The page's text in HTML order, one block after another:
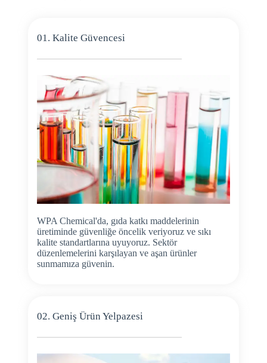
01. Kalite Güvencesi
WPA Chemical'da, gıda katkı maddelerinin
üretiminde güvenliğe öncelik veriyoruz ve sıkı
kalite standartlarına uyuyoruz. Sektör
düzenlemelerini karşılayan ve aşan ürünler
sunmamıza güvenin.
02. Geniş Ürün Yelpazesi